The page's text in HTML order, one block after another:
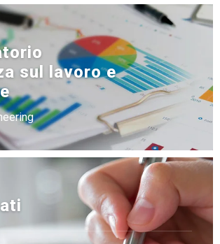
sul lavoro e